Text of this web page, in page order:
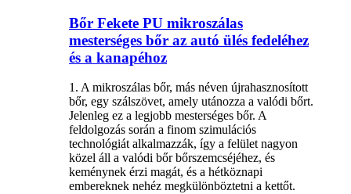
Bőr Fekete PU mikroszálas
mesterséges bőr az autó ülés fedeléhez
és a kanapéhoz
1. A mikroszálas bőr, más néven újrahasznosított
bőr, egy szálszövet, amely utánozza a valódi bőrt.
Jelenleg ez a legjobb mesterséges bőr. A
feldolgozás során a finom szimulációs
technológiát alkalmazzák, így a felület nagyon
közel áll a valódi bőr bőrszemcséjéhez, és
keménynek érzi magát, és a hétköznapi
embereknek nehéz megkülönböztetni a kettőt.